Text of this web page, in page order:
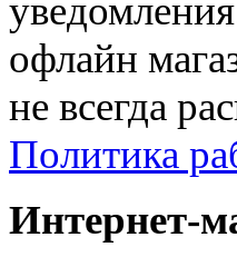
офлайн
не всегда
Политика
Интернет-